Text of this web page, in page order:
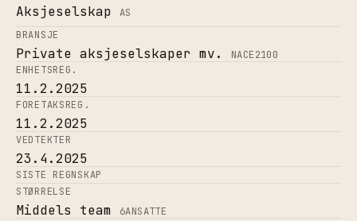
Aksjeselskap
AS
BRANSJE
Private aksjeselskaper mv. NACE2100
ENHETSREG.
11.2.2025
FORETAKSREG.
11.2.2025
VEDTEKTER
23.4.2025
SISTE REGNSKAP
STØRRELSE
Middels team 6ANSATTE